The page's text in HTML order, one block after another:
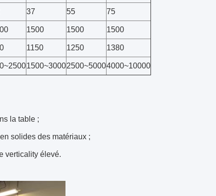
37 55 75
1500 1500 1500
1150 1250 1380
1500~30002500~50004000~10000
la table ;
solides des matériaux ;
verticality élevé.